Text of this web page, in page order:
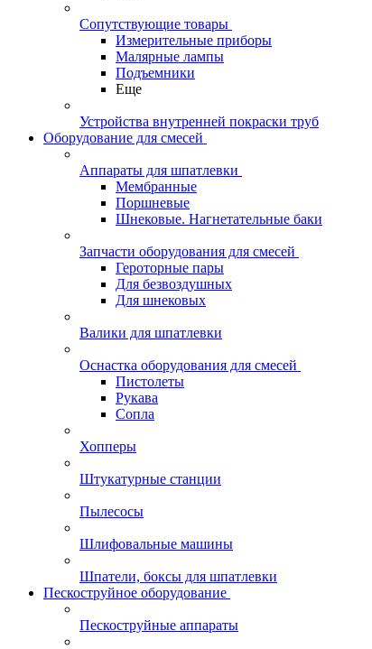
Сопутствующие товары
Измерительные приборы
Малярные лампы
Подъемники
Еще
Устройства внутренней покраски труб
Оборудование для смесей
Аппараты для шпатлевки
Мембранные
Поршневые
Шнековые. Нагнетательные баки
Запчасти оборудования для смесей
Героторные пары
Для безвоздушных
Для шнековых
Валики для шпатлевки
Оснастка оборудования для смесей
Пистолеты
Рукава
Сопла
Хопперы
Штукатурные станции
Пылесосы
Шлифовальные машины
Шпатели, боксы для шпатлевки
Пескоструйное оборудование
Пескоструйные аппараты